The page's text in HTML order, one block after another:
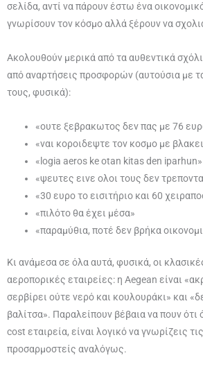
σελίδα, αντί να πάρουν έστω ένα
γνωρίσουν τον κόσμο αλλά ξέρουν να
Ακολουθούν μερικά από τα αυθεντικά
από αναρτήσεις προσφορών (αυτούσια με
τους, φυσικά):
«ουτε ξεβρακωτος δεν πας με 76
«ναι κοροιδεψτε τον κοσμο με
«logia aeros ke otan kitas den iparhun»
«ψευτες εινε ολοι τους δεν
«30 ευρο το εισιτήριο και 60
«πιλότο θα έχει μέσα»
«παραμύθια, ποτέ δεν βρήκα
Κι ανάμεσα σε όλα αυτά, φυσικά, οι
αεροπορικές εταιρείες: η Aegean είναι
σερβίρει ούτε νερό και κουλουράκι» και
βαλίτσα». Παραλείπουν βέβαια να πουν ότι
cost εταιρεία, είναι λογικό να γνωρίζεις
προσαρμοστείς αναλόγως.